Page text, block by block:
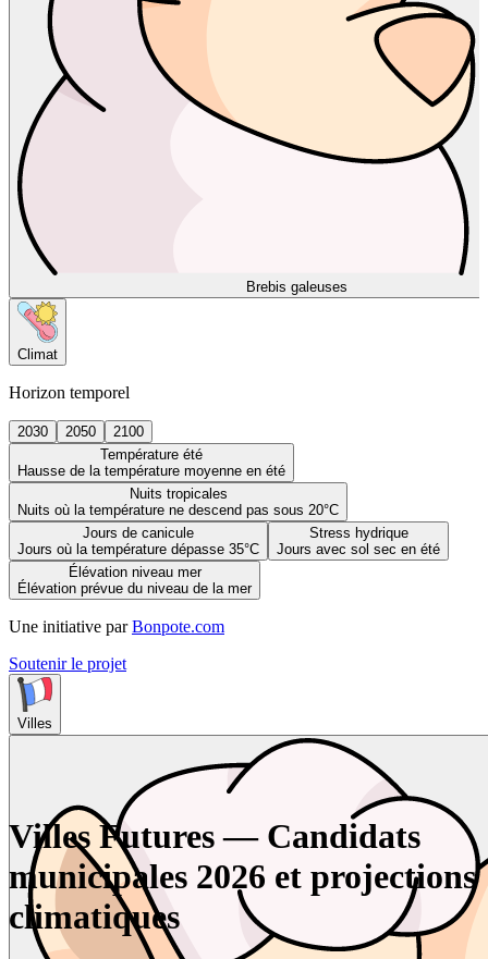
Brebis galeuses
Climat
Horizon temporel
2030 2050
2100
Température été
Hausse de la température moyenne en été
Nuits tropicales
Nuits où la température ne descend pas sous 20°C
Jours de canicule
Jours où la température dépasse 35°C
Stress hydrique
Jours avec sol sec en été
Élévation niveau mer
Élévation prévue du niveau de la mer
Une initiative par Bonpote.com
Soutenir le projet
Villes
Villes Futures — Candidats
municipales 2026 et projections
climatiques